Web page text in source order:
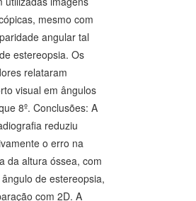
mesmo com
angular tal
estereopsia. Os
relataram
visual em ângulos
8º. Conclusões: A
reduziu
o erro na
da altura óssea, com
de estereopsia,
com 2D. A